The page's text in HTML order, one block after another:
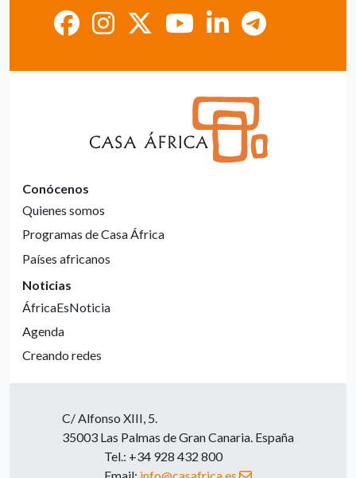
Conócenos
Quienes somos
Programas de Casa África
Países africanos
Noticias
ÁfricaEsNoticia
Agenda
Creando redes
C/ Alfonso XIII, 5.
35003 Las Palmas de Gran Canaria. España
Tel.: +34 928 432 800
Email: info@casafrica.es